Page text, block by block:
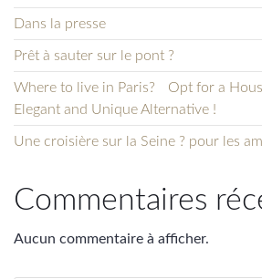
Dans la presse
Prêt à sauter sur le pont ?
Where to live in Paris? Opt for a
Elegant and Unique Alternative !
Une croisière sur la Seine ? pour les
Commentaires
Aucun commentaire à afficher.